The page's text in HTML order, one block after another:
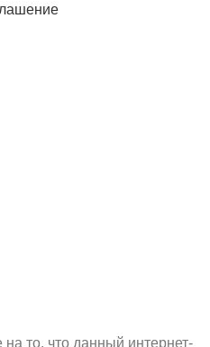
то, что данный интернет-